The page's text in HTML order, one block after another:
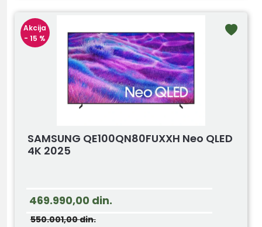
Akcija
- 15 %
SAMSUNG QE100QN80FUXXH Neo QLED
4K 2025
469.990,00 din.
550.001,00din.